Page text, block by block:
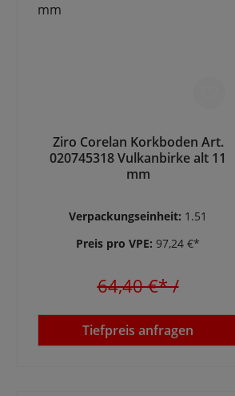
Ziro Corelan Korkboden Art.
020745318 Vulkanbirke alt 11
mm
Verpackungseinheit: 1.51
Preis pro VPE: 97,24 €*
64,40 €*/
Tiefpreis anfragen